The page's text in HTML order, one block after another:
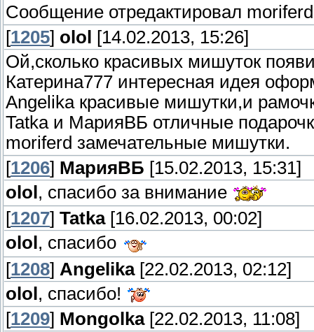
Сообщение отредактировал moriferd
[1205] olol
[14.02.2013, 15:26]
Ой,сколько красивых мишуток
Катерина777 интересная идея
Angelika красивые мишутки,и
Tatka и МарияВБ отличные
moriferd замечательные мишутки.
[1206] МарияВБ [15.02.2013, 15:31]
olol , спасибо за внимание
[1207] Tatka[16.02.2013, 00:02]
olol , спасибо
[1208] Angelika[22.02.2013, 02:12]
olol , спасибо!
[1209] Mongolka[22.02.2013, 11:08]